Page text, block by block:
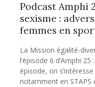
Podcast Amphi
sexisme​ :
femmes en
La Mission égalité-
l’épisode 6 d’Amphi
épisode, on
notamment en STAPS